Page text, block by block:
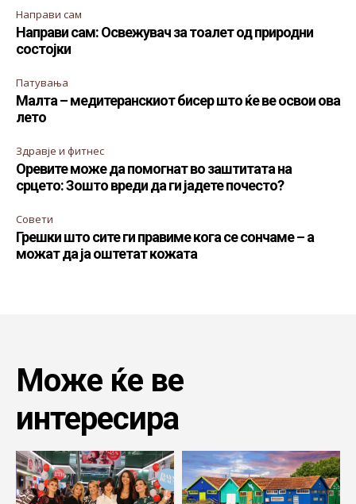
Направи сам
Направи сам: Освежувач за тоалет од природни
состојки
Патувања
Малта – медитеранскиот бисер што ќе ве освои ова
лето
Здравје и фитнес
Оревите може да помогнат во заштитата на
срцето: Зошто вреди да ги јадете почесто?
Совети
Грешки што сите ги правиме кога се сончаме – а
можат да ја оштетат кожата
Може ќе ве
интересира